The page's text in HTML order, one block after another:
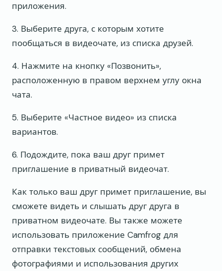
приложения.
3. Выберите друга, с которым хотите
пообщаться в видеочате, из списка друзей.
4. Нажмите на кнопку «Позвонить»,
расположенную в правом верхнем углу окна
чата.
5. Выберите «Частное видео» из списка
вариантов.
6. Подождите, пока ваш друг примет
приглашение в приватный видеочат.
Как только ваш друг примет приглашение, вы
сможете видеть и слышать друг друга в
приватном видеочате. Вы также можете
использовать приложение Camfrog для
отправки текстовых сообщений, обмена
фотографиями и использования других